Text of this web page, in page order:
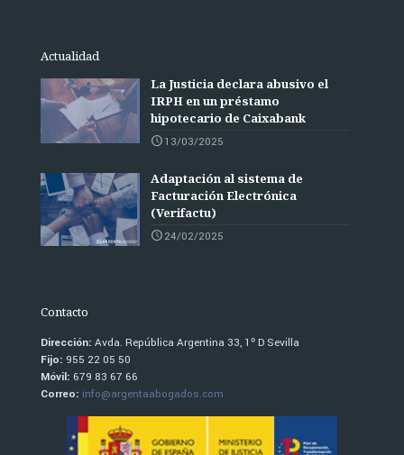
Actualidad
La Justicia declara abusivo el
IRPH en un préstamo
hipotecario de Caixabank
13/03/2025
Adaptación al sistema de
Facturación Electrónica
(Verifactu)
24/02/2025
Contacto
Dirección: Avda. República Argentina 33, 1º D Sevilla
Fijo: 955 22 05 50
Móvil: 679 83 67 66
Correo: info@argentaabogados.com